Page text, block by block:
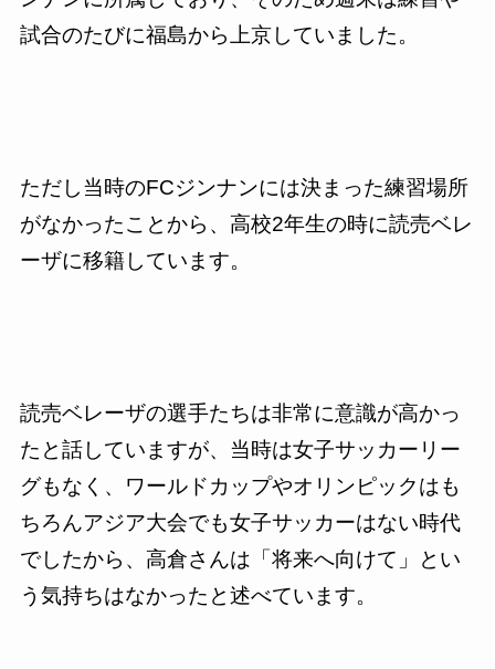
試合のたびに福島から上京していました。
ただし当時のFCジンナンには決まった練習場所
がなかったことから、高校2年生の時に読売ベレ
ーザに移籍しています。
読売ベレーザの選手たちは非常に意識が高かっ
たと話していますが、当時は女子サッカーリー
グもなく、ワールドカップやオリンピックはも
ちろんアジア大会でも女子サッカーはない時代
でしたから、高倉さんは「将来へ向けて」とい
う気持ちはなかったと述べています。